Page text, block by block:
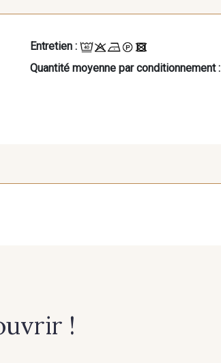
Entretien :
Quantité moyenne par conditionnement :
!